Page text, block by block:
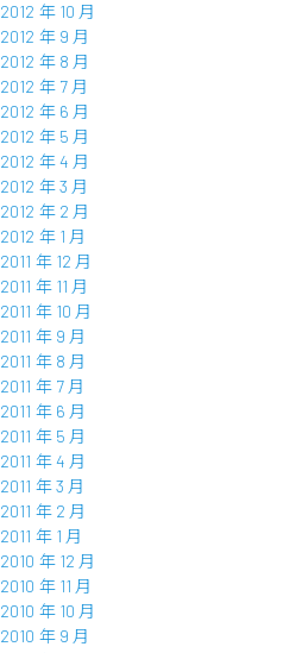
2012 年 10 月
2012 年 9 月
2012 年 8 月
2012 年 7 月
2012 年 6 月
2012 年 5 月
2012 年 4 月
2012 年 3 月
2012 年 2 月
2012 年 1 月
2011 年 12 月
2011 年 11 月
2011 年 10 月
2011 年 9 月
2011 年 8 月
2011 年 7 月
2011 年 6 月
2011 年 5 月
2011 年 4 月
2011 年 3 月
2011 年 2 月
2011 年 1 月
2010 年 12 月
2010 年 11 月
2010 年 10 月
2010 年 9 月